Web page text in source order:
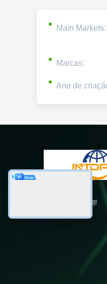
Main Markets:
Marcas:
Ano de
银拓国际, 联世界